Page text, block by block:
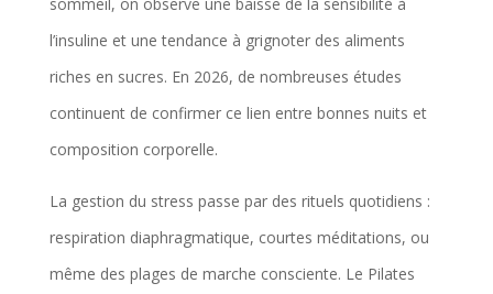
e
t
n
i
v
e
a
u
l’insuline et une tendance à grignoter des aliments
riches en sucres. En 2026, de nombreuses études
continuent de confirmer ce lien entre bonnes nuits et
composition corporelle.
La gestion du stress passe par des rituels quotidiens :
respiration diaphragmatique, courtes méditations, ou
même des plages de marche consciente. Le Pilates